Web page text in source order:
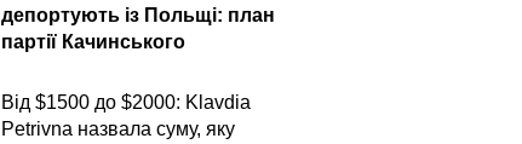
депортують із Польщі: план
партії Качинського
Від $1500 до $2000: Klavdia
Petrivna назвала суму, яку